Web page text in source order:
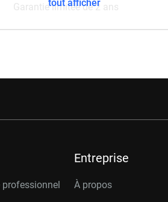
Garantie limitée de 2 ans
tout afficher
Entreprise
À propos